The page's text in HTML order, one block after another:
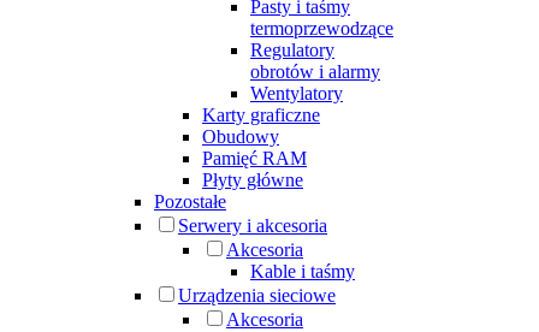
Pasty i taśmy
termoprzewodzące
Regulatory
obrotów i alarmy
Wentylatory
Karty graficzne
Obudowy
Pamięć RAM
Płyty główne
Pozostałe
Serwery i akcesoria
Akcesoria
Kable i taśmy
Urządzenia sieciowe
Akcesoria